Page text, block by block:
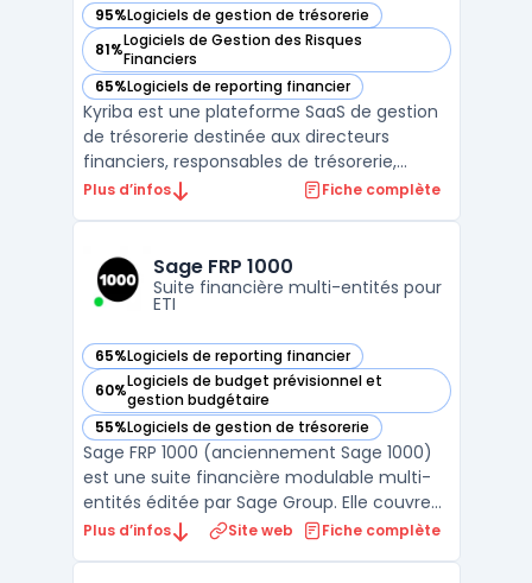
95%Logiciels de gestion de trésorerie
— voir Kyriba dans cette catégorie
81%Logiciels de Gestion des Risques
Financiers
— voir Kyriba dans cette catégorie
65%Logiciels de reporting financier
— voir Kyriba dans cette catégorie
Kyriba est une plateforme SaaS de gestion
de trésorerie destinée aux directeurs
financiers, responsables de trésorerie,
architectes solutions IT, banques et
gestion des liquidités, des paiements et des
risques, tou ...
Plus d’infos Fiche complète
Sage FRP 1000
Suite financière multi-entités pour
ETI
65%Logiciels de reporting financier
— voir Sage FRP 1000 dans cette catégorie
60%Logiciels de budget prévisionnel et
gestion budgétaire
— voir Sage FRP 1000 dans cette catégorie
55%Logiciels de gestion de trésorerie
— voir Sage FRP 1000 dans cette catégorie
Sage FRP 1000 (anciennement Sage 1000)
est une suite financière modulable multi-
entités éditée par Sage Group. Elle couvre
l'ensemble des besoins de la fonction
Plus d’infos Site web Fiche complète